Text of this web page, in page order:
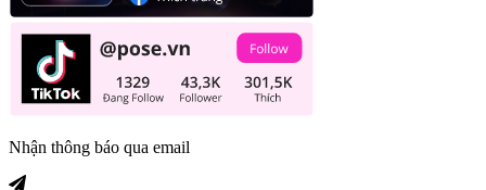
Nhận thông báo qua email